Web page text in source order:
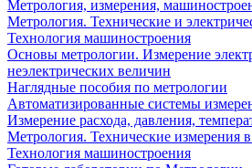
Метрология, измерения,
Метрология. Технические и
Технология машиностроения
Основы метрологии. Измерение
неэлектрических величин
Наглядные пособия по метрологии
Автоматизированные системы
Измерение расхода, давления,
Метрология. Технические измерения
Технология машиностроения